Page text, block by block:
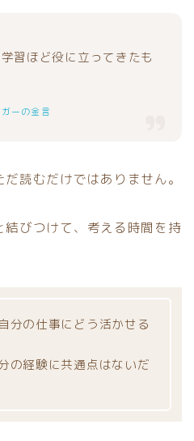
習ほど役に立ってきたも
ーの金言
読むだけではありません。
びつけて、考える時間を持
分の仕事にどう活かせる
の経験に共通点はないだ